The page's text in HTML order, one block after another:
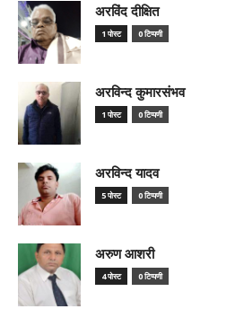
अरविंद दीक्षित
1 पोस्ट 0 टिप्पणी
अरविन्द कुमारसंभव
1 पोस्ट 0 टिप्पणी
अरविन्द यादव
5 पोस्ट 0 टिप्पणी
अरुण आशरी
4 पोस्ट 0 टिप्पणी